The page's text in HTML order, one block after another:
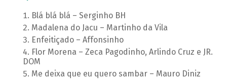
Blá blá blá – Serginho BH
Madalena do Jacu – Martinho da Vila
Enfeitiçado – Affonsinho
Flor Morena – Zeca Pagodinho, Arlindo Cruz e JR.
DOM
Me deixa que eu quero sambar – Mauro Diniz